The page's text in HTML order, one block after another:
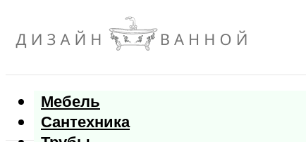
Мебель
Сантехника